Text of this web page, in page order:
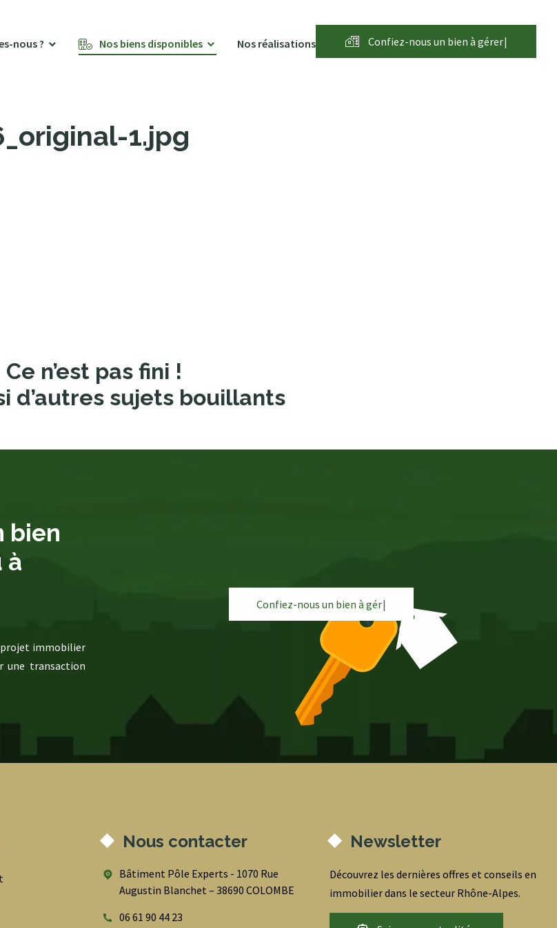
nous ? Nos biens disponibles Nos réalisations Confiez-nous un bien àgére|
1.jpg
Ce n’est pas fini !
d’autres sujets bouillants
bien
à
projet immobilier
une transaction
Confiez-nous un bien àgérer
Nous contacter
Bâtiment Pôle Experts - 1070 Rue
Augustin Blanchet – 38690 COLOMBE
06 61 90 44 23
Newsletter
Découvrez les dernières offres et conseils en
immobilier dans le secteur Rhône-Alpes.